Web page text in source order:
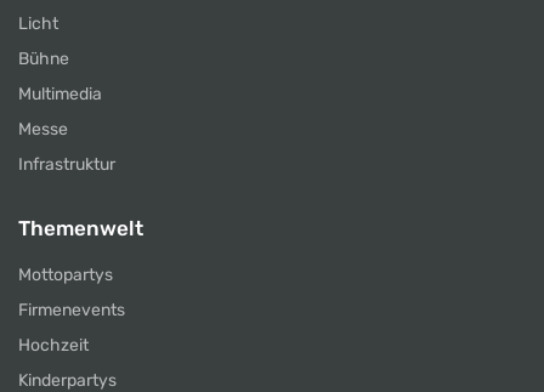
Licht
Bühne
Multimedia
Messe
Infrastruktur
Themenwelt
Mottopartys
Firmenevents
Hochzeit
Kinderpartys